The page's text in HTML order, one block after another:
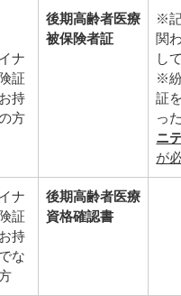
ナ
証
持
方
後期高齢者医療
被保険者証
※
関
し
※
証
っ
ニ
が
ナ
証
持
な
後期高齢者医療
資格確認書